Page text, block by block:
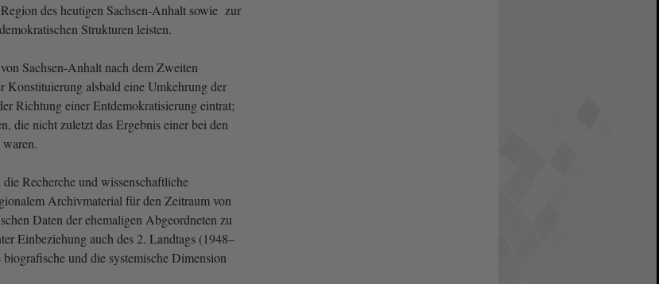
des heutigen Sachsen-Anhalt sowie zur
Strukturen leisten.
Sachsen-Anhalt nach dem Zweiten
Konstituierung alsbald eine Umkehrung der
Richtung einer Entdemokratisierung eintrat;
die nicht zuletzt das Ergebnis einer bei den
Recherche und wissenschaftliche
Archivmaterial für den Zeitraum von
Daten der ehemaligen Abgeordneten zu
Einbeziehung auch des 2. Landtags (1948–
und die systemische Dimension